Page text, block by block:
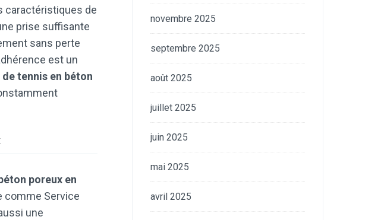
caractéristiques de
prise suffisante
sans perte
est un
tennis en béton
poreux en
comme Service
une
novembre 2025
septembre 2025
août 2025
juillet 2025
juin 2025
mai 2025
avril 2025